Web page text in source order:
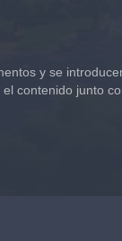
y se
contenido junto